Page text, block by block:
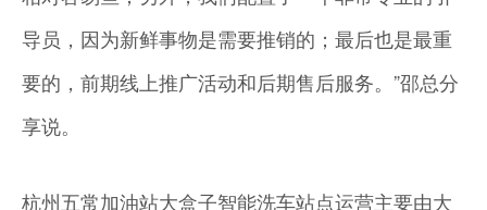
导员，因为新鲜事物是需要推销的；最后也是最重
要的，前期线上推广活动和后期售后服务。”邵总分
享说。
杭州五常加油站大盒子智能洗车站点运营主要由大